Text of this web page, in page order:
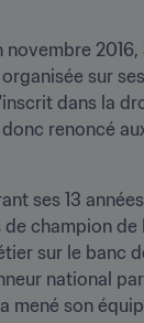
sur
dans la
renoncé
ses 13
champion
sur le banc
national
mené son